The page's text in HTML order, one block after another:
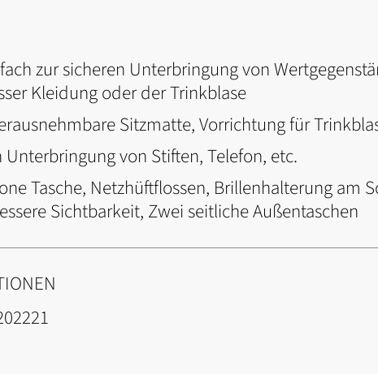
zur sicheren Unterbringung von
Kleidung oder der Trinkblase
Sitzmatte, Vorrichtung für
Unterbringung von Stiften, Telefon, etc.
Tasche, Netzhüftflossen, Brillenhalterung am
Sichtbarkeit, Zwei seitliche Außentaschen